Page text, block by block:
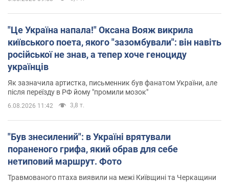
"Це Україна напала!" Оксана Вояж викрила
київського поета, якого "зазомбували": він навіть
російської не знав, а тепер хоче геноциду
українців
Як зазначила артистка, письменник був фанатом України, але
після переїзду в РФ йому "промили мозок"
6.08.2026 11:42 3,8 т.
"Був знесилений": в Україні врятували
пораненого грифа, який обрав для себе
нетиповий маршрут. Фото
Травмованого птаха виявили на межі Київщині та Черкащини